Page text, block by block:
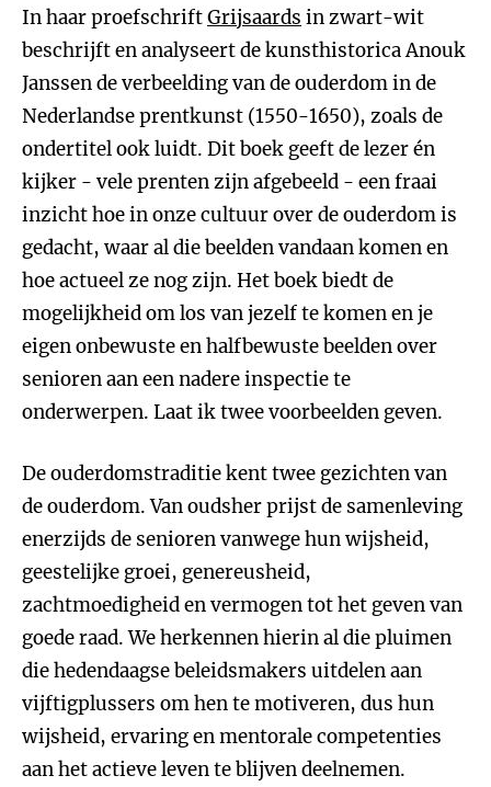
In haar proefschriftGrijsaards in zwart-wit
beschrijft en analyseert de kunsthistorica Anouk
Janssen de verbeelding van de ouderdom in de
Nederlandse prentkunst (1550-1650), zoals de
ondertitel ook luidt. Dit boek geeft de lezer én
kijker - vele prenten zijn afgebeeld - een fraai
inzicht hoe in onze cultuur over de ouderdom is
gedacht, waar al die beelden vandaan komen en
hoe actueel ze nog zijn. Het boek biedt de
mogelijkheid om los van jezelf te komen en je
eigen onbewuste en halfbewuste beelden over
senioren aan een nadere inspectie te
onderwerpen. Laat ik twee voorbeelden geven.
De ouderdomstraditie kent twee gezichten van
de ouderdom. Van oudsher prijst de samenleving
enerzijds de senioren vanwege hun wijsheid,
geestelijke groei, genereusheid,
zachtmoedigheid en vermogen tot het geven van
goede raad. We herkennen hierin al die pluimen
die hedendaagse beleidsmakers uitdelen aan
vijftigplussers om hen te motiveren, dus hun
wijsheid, ervaring en mentorale competenties
aan het actieve leven te blijven deelnemen.